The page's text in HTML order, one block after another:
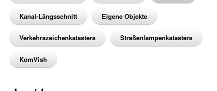
Kanal-Längsschnitt Eigene Objekte
Verkehrszeichenkatasters Straßenlampenkatasters
KomVish